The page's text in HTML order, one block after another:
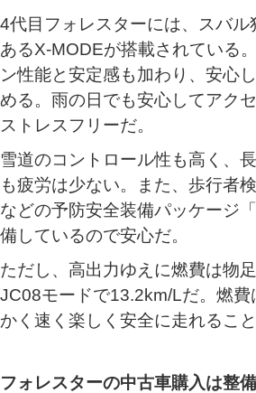
4代目フォレスターには、スバ
あるX-MODEが搭載されている
ン性能と安定感も加わり、安心
める。雨の日でも安心してアク
ストレスフリーだ。
雪道のコントロール性も高く、
も疲労は少ない。また、歩行者
などの予防安全装備パッケージ
備しているので安心だ。
ただし、高出力ゆえに燃費は物
JC08モードで13.2km/Lだ。燃費
かく速く楽しく安全に走れるこ
フォレスターの中古車購入は整